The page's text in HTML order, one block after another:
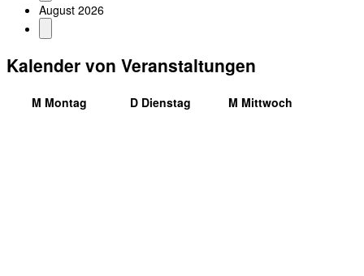
August 2026
Kalender von Veranstaltungen
M Montag D Dienstag M Mittwoch